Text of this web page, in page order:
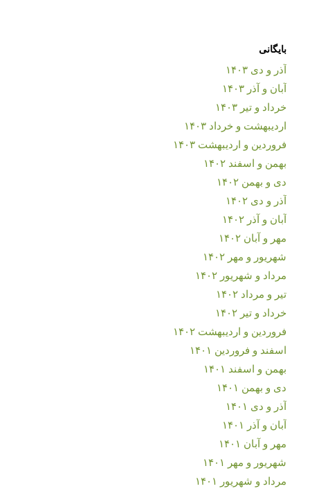
بایگانی
آذر و دی ۱۴۰۳
آبان و آذر ۱۴۰۳
خرداد و تیر ۱۴۰۳
اردیبهشت و خرداد ۱۴۰۳
فروردین و اردیبهشت ۱۴۰۳
بهمن و اسفند ۱۴۰۲
دی و بهمن ۱۴۰۲
آذر و دی ۱۴۰۲
آبان و آذر ۱۴۰۲
مهر و آبان ۱۴۰۲
شهریور و مهر ۱۴۰۲
مرداد و شهریور ۱۴۰۲
تیر و مرداد ۱۴۰۲
خرداد و تیر ۱۴۰۲
فروردین و اردیبهشت ۱۴۰۲
اسفند و فروردین ۱۴۰۱
بهمن و اسفند ۱۴۰۱
دی و بهمن ۱۴۰۱
آذر و دی ۱۴۰۱
آبان و آذر ۱۴۰۱
مهر و آبان ۱۴۰۱
شهریور و مهر ۱۴۰۱
مرداد و شهریور ۱۴۰۱